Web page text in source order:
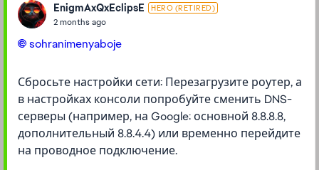
EnigmAxQxEclipsE HERO (RETIRED)
2 months ago
sohranimenyaboje​
Сбросьте настройки сети: Перезагрузите роутер, а
в настройках консоли попробуйте сменить DNS-
серверы (например, на Google: основной 8.8.8.8,
дополнительный 8.8.4.4) или временно перейдите
на проводное подключение.